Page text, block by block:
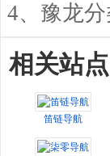
4、豫龙
相关站点
笛链导航